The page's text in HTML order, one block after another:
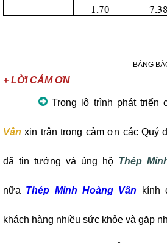
BẢNG
+ LỜI CẢM ƠN
Trong lộ trình phát triển
Vân xin trân trọng cảm ơn các Quý
đã tin tưởng và ủng hộ Thép
nữa Thép Minh Hoàng Vân kính
khách hàng nhiều sức khỏe và gặp